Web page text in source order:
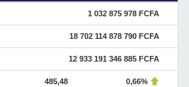
1 032 875 978 FCFA
18 702 114 878 790 FCFA
12 933 191 346 885 FCFA
485,48 0,66%